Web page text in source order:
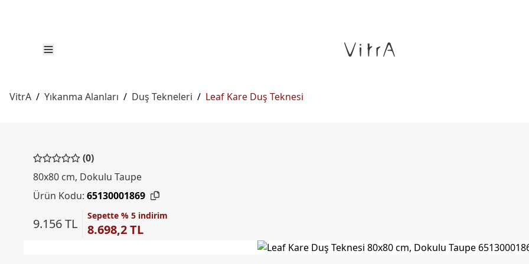
VitrA / Yıkanma Alanları / Duş Tekneleri / Leaf Kare Duş Teknesi
(0)
80x80 cm, Dokulu Taupe
Ürün Kodu: 65130001869
9.156 TL
Sepette % 5 indirim
8.698,2 TL